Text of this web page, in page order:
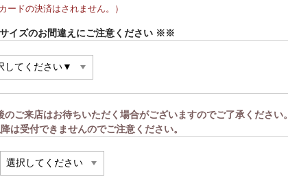
ードの決済はされません。）
イズのお間違えにご注意ください ※※
のご来店はお待ちいただく場合がございますのでご了承ください。
受付できませんのでご注意ください。